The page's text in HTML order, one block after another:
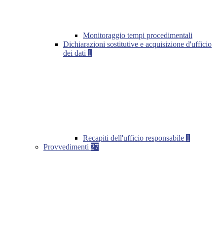
Monitoraggio tempi procedimentali
Dichiarazioni sostitutive e acquisizione d'ufficio
dei dati 1
Recapiti dell'ufficio responsabile 1
Provvedimenti 27